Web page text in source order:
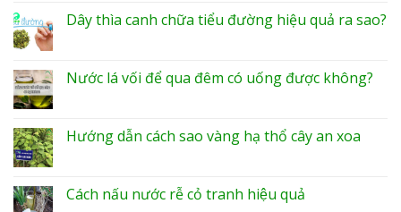
Dây thìa canh chữa tiểu đường hiệu quả ra sao?
Nước lá vối để qua đêm có uống được không?
Hướng dẫn cách sao vàng hạ thổ cây an xoa
Cách nấu nước rễ cỏ tranh hiệu quả